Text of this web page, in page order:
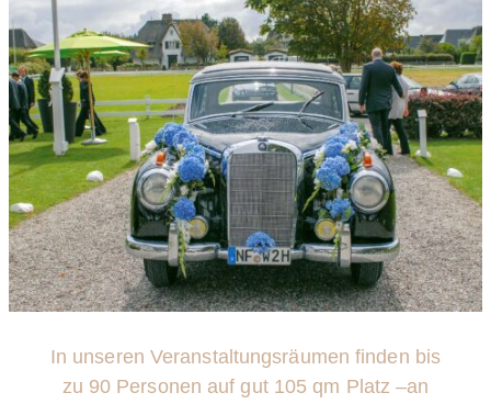
In unseren Veranstaltungsräumen finden bis
zu 90 Personen auf gut 105 qm Platz –an